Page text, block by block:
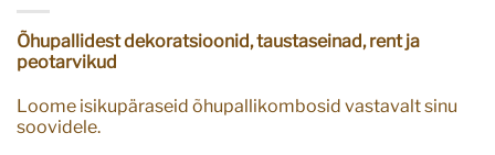
Õhupallidest dekoratsioonid, taustaseinad, rent ja
peotarvikud
Loome isikupäraseid õhupallikombosid vastavalt sinu
soovidele.